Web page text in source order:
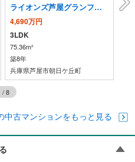
ライオンズ芦屋グランフォート
4,690万円
3LDK
75.36m²
築8年
兵庫県芦屋市朝日ケ丘町
ザ
/8
中古マンションをもっと見る